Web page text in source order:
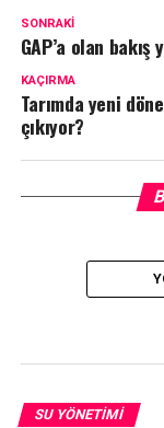
SONRAKI
GAP’a olan
KAÇIRMA
Tarımda yeni
çıkıyor?
SU YÖNETIMI